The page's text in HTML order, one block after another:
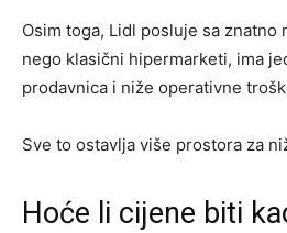
Osim toga, Lidl posluje sa znatno
nego klasični hipermarketi, ima
prodavnica i niže operativne
Sve to ostavlja više prostora za
Hoće li cijene biti